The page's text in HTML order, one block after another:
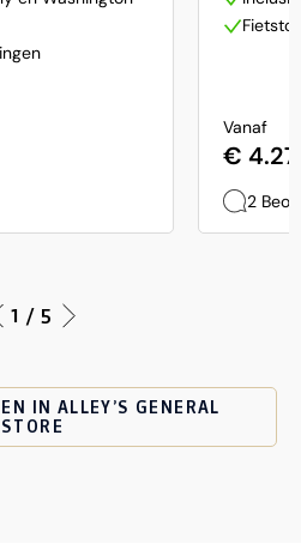
Vanaf
€
2
1 / 5
IN ALLEY’S GENERAL
STORE